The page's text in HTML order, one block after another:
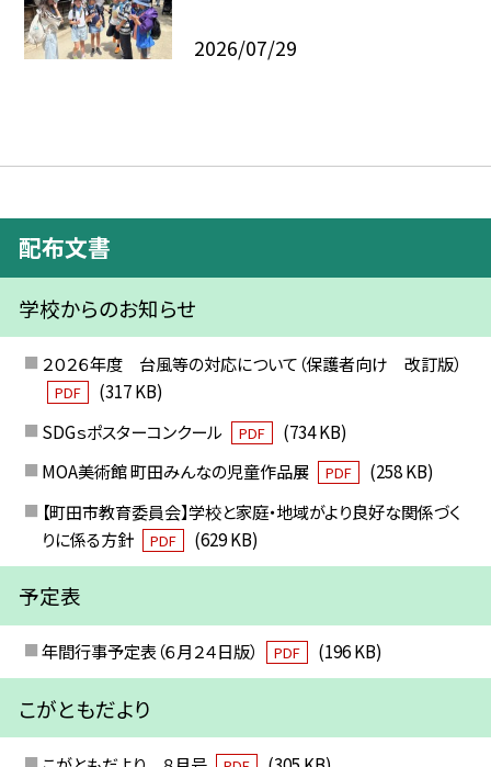
2026/07/29
配布文書
学校からのお知らせ
２０２６年度 台風等の対応について（保護者向け 改訂版）
PDF
(317 KB)
SDGｓポスターコンクール
PDF
(734 KB)
MOA美術館 町田みんなの児童作品展
PDF
(258 KB)
【町田市教育委員会】学校と家庭・地域がより良好な関係づく
りに係る方針
PDF (629 KB)
予定表
年間行事予定表（６月２４日版） PDF (196 KB)
こがともだより